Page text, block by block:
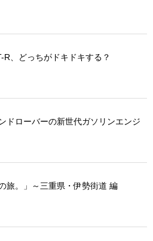
R、どっちがドキドキする？
ドローバーの新世代ガソリンエンジ
旅。」～三重県・伊勢街道 編